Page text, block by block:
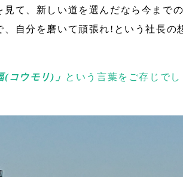
見て、新しい道を選んだなら今まで
自分を磨いて頑張れ!という社長の
コウモリ)」 という言葉をご存じでし